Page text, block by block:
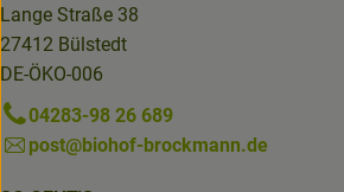
Lange Straße 38
27412 Bülstedt
DE-ÖKO-006
04283-98 26 689
post@biohof-brockmann.de